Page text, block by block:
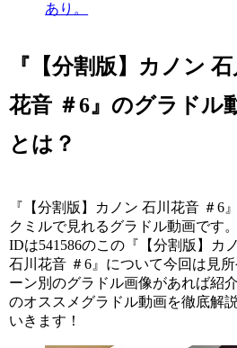
あり。
『【分割版】カノン 石
花音 ＃6』のグラドル
とは？
『【分割版】カノン 石川花音 ＃6
クミルで見れるグラドル動画です
IDは541586のこの『【分割版】カ
石川花音 ＃6』について今回は見
ーン別のグラドル画像があれば紹
のオススメグラドル動画を徹底解
いきます！